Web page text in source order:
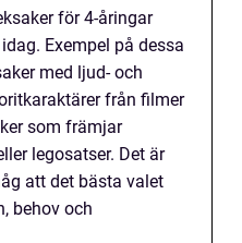
för 4-åringar
Exempel på dessa
med ljud- och
från filmer
som främjar
legosatser. Det är
att det bästa valet
behov och